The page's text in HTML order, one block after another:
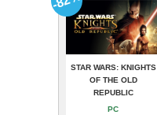
STAR WARS: KNIGHTS
OF THE OLD
REPUBLIC
PC